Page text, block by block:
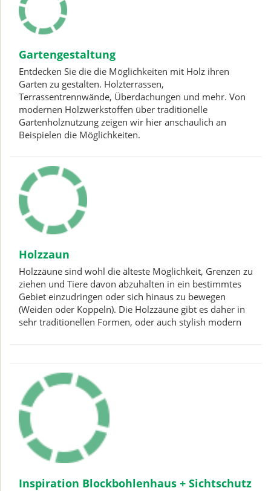
Gartengestaltung
Entdecken Sie die die Möglichkeiten mit Holz ihren
Garten zu gestalten. Holzterrassen,
Terrassentrennwände, Überdachungen und mehr. Von
modernen Holzwerkstoffen über traditionelle
Gartenholznutzung zeigen wir hier anschaulich an
Beispielen die Möglichkeiten.
Holzzaun
Holzzäune sind wohl die älteste Möglichkeit, Grenzen zu
ziehen und Tiere davon abzuhalten in ein bestimmtes
Gebiet einzudringen oder sich hinaus zu bewegen
(Weiden oder Koppeln). Die Holzzäune gibt es daher in
sehr traditionellen Formen, oder auch stylish modern
Inspiration Blockbohlenhaus + Sichtschutz